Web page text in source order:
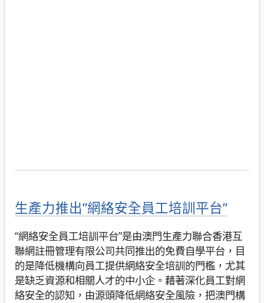
生產力推出”網絡安全員工培訓平台”
“網絡安全員工培訓平台”是由澳門生產力聯合香港互
聯網註冊管理有限公司共同推出的免費自學平台，目
的是降低機構向員工提供網絡安全培訓的門檻，尤其
是缺乏資源和相關人才的中小企。藉著深化員工對網
絡安全的認知，由源頭降低網絡安全風險，把澳門構